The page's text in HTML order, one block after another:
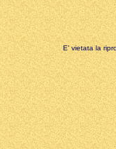
E' vietata la